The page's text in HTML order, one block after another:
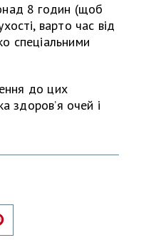
8 годин (щоб
варто час від
спеціальними
до цих
здоров’я очей і